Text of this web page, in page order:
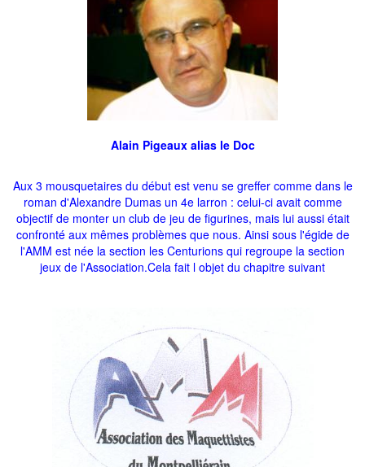
Alain Pigeaux alias le Doc
Aux 3 mousquetaires du début est venu se greffer comme dans le
roman d'Alexandre Dumas un 4e larron : celui-ci avait comme
objectif de monter un club de jeu de figurines, mais lui aussi était
confronté aux mêmes problèmes que nous. Ainsi sous l'égide de
l'AMM est née la section les Centurions qui regroupe la section
jeux de l'Association.Cela fait l objet du chapitre suivant